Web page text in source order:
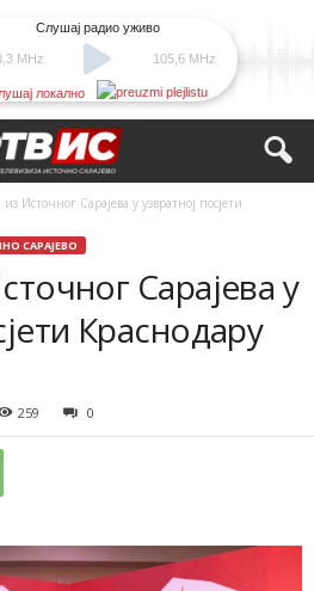
MHz
Слушај радио уживо
105,6 MHz
локално
Источног Сарајева у узвратној посјети
САРАЈЕВО
Сарајева у
Краснодару
259 0